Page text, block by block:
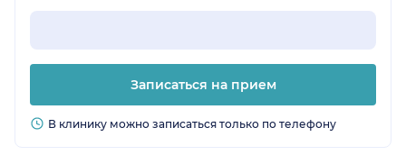
Записаться на прием
В клинику можно записаться только по телефону